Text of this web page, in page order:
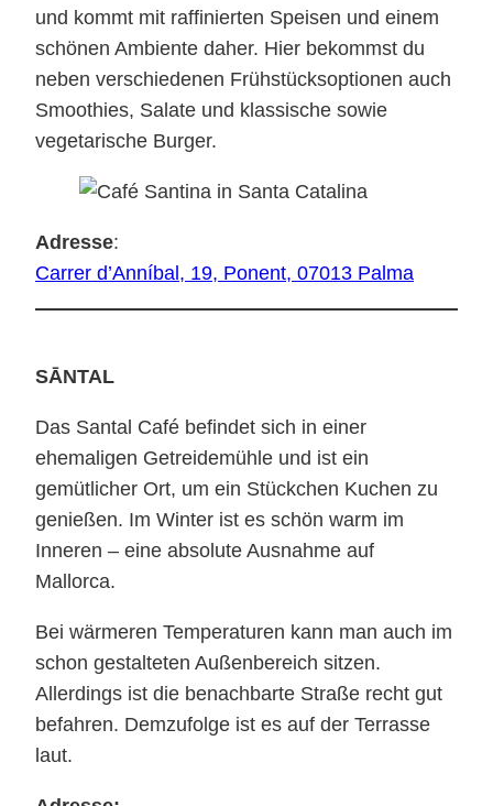
und kommt mit raffinierten Speisen und einem
schönen Ambiente daher. Hier bekommst du
neben verschiedenen Frühstücksoptionen auch
Smoothies, Salate und klassische sowie
vegetarische Burger.
Adresse:
Carrer d’Anníbal, 19, Ponent, 07013 Palma
SĀNTAL
Das Santal Café befindet sich in einer
ehemaligen Getreidemühle und ist ein
gemütlicher Ort, um ein Stückchen Kuchen zu
genießen. Im Winter ist es schön warm im
Inneren – eine absolute Ausnahme auf
Mallorca.
Bei wärmeren Temperaturen kann man auch im
schon gestalteten Außenbereich sitzen.
Allerdings ist die benachbarte Straße recht gut
befahren. Demzufolge ist es auf der Terrasse
laut.